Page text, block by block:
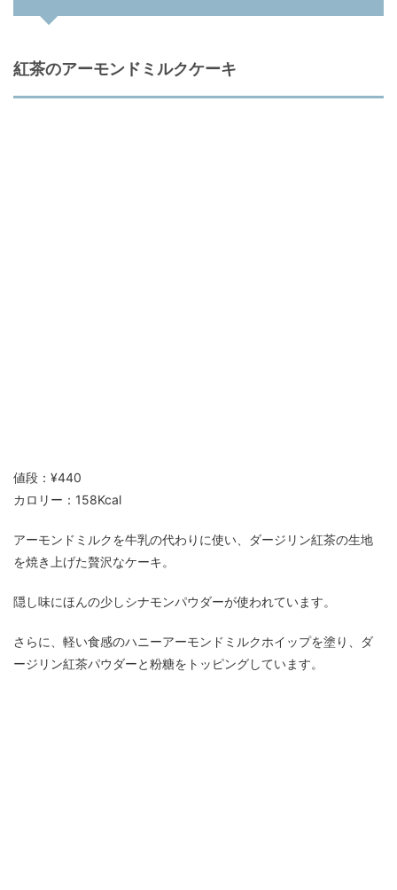
紅茶のアーモンドミルクケーキ
値段：¥440
カロリー：158Kcal
アーモンドミルクを牛乳の代わりに使い、ダージリン紅茶の生地
を焼き上げた贅沢なケーキ。
隠し味にほんの少しシナモンパウダーが使われています。
さらに、軽い食感のハニーアーモンドミルクホイップを塗り、ダ
ージリン紅茶パウダーと粉糖をトッピングしています。